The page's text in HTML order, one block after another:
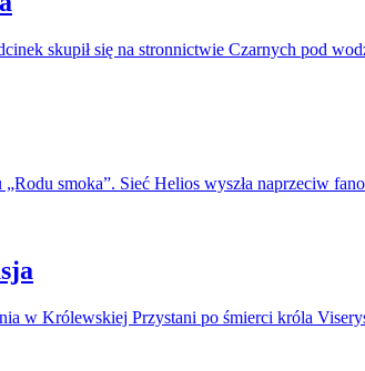
skupił się na stronnictwie Czarnych pod
smoka”. Sieć Helios wyszła naprzeciw
w Królewskiej Przystani po śmierci króla